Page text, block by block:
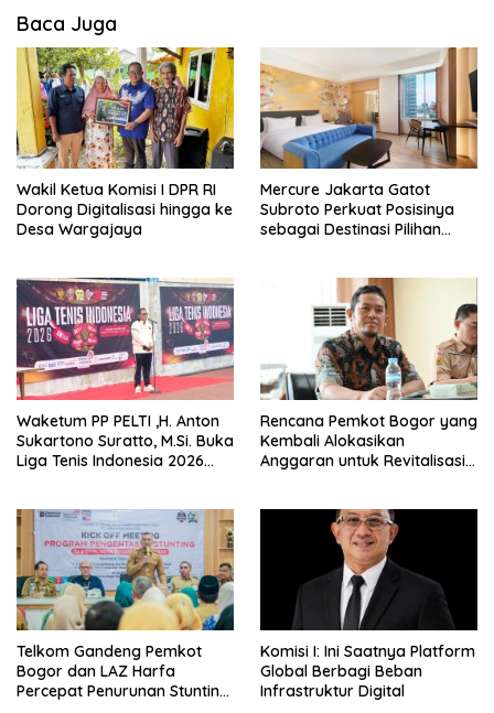
Baca Juga
Wakil Ketua Komisi I DPR RI
Dorong Digitalisasi hingga ke
Desa Wargajaya
Mercure Jakarta Gatot
Subroto Perkuat Posisinya
sebagai Destinasi Pilihan
Jakarta Selatan
Waketum PP PELTI ,H. Anton
Sukartono Suratto, M.Si. Buka
Liga Tenis Indonesia 2026
Rencana Pemkot Bogor yang
Kembali Alokasikan
Anggaran untuk Revitalisasi
Alan Surawijaya
Telkom Gandeng Pemkot
Bogor dan LAZ Harfa
Percepat Penurunan Stunting
Komisi I: Ini Saatnya Platform
Global Berbagi Beban
Infrastruktur Digital